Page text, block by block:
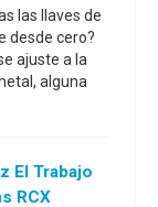
las llaves de
desde cero?
ajuste a la
alguna
El Trabajo
RCX